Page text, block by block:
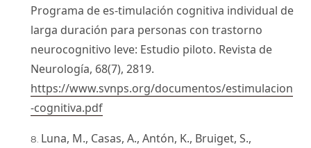
Programa de es-timulación cognitiva individual de
larga duración para personas con trastorno
neurocognitivo leve: Estudio piloto. Revista de
Neurología, 68(7), 2819.
https://www.svnps.org/documentos/estimulacion
-cognitiva.pdf
Luna, M., Casas, A., Antón, K., Bruiget, S.,